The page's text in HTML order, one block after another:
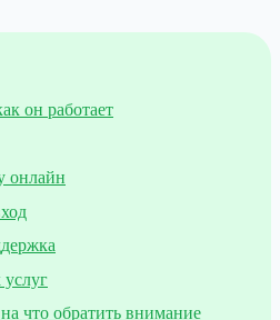
он работает
онлайн
что обратить внимание